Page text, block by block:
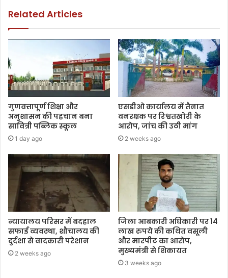
Related Articles
गुणवत्तापूर्ण शिक्षा और
अनुशासन की पहचान बना
सावित्री पब्लिक स्कूल
1 day ago
एसडीओ कार्यालय में तैनात
वनरक्षक पर रिश्वतखोरी के
आरोप, जांच की उठी मांग
2 weeks ago
न्यायालय परिसर में बदहाल
सफाई व्यवस्था, शौचालय की
दुर्दशा से वादकारी परेशान
2 weeks ago
जिला आबकारी अधिकारी पर 14
लाख रुपये की कथित वसूली
और मारपीट का आरोप,
मुख्यमंत्री से शिकायत
3 weeks ago